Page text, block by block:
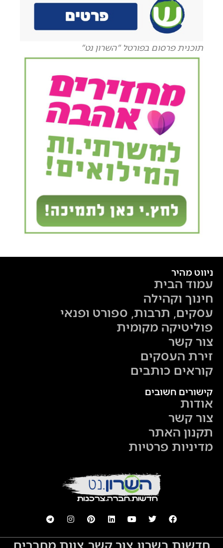
תוכנית פרסום בפורטל "השרון נט"
ניווט מהיר
עמוד הבית
חינוך וקהילה
עסקים, תרבות, ספורט ופנאי
פוליטיקה מקומית
צור קשר
זירת העסקים
קוראים כותבים
קישורים חשובים
אודות
צור קשר
תקנון האתר
מדיניות פרטיות
חדשות בשרון צור קשר צוות מחברים